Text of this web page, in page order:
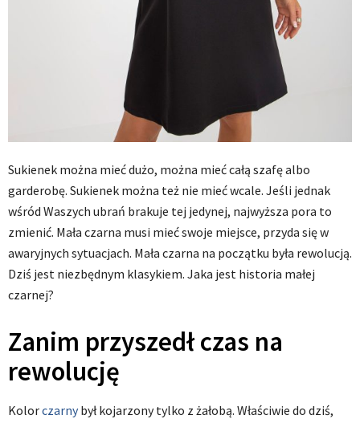
Sukienek można mieć dużo, można mieć całą szafę albo
garderobę. Sukienek można też nie mieć wcale. Jeśli jednak
wśród Waszych ubrań brakuje tej jedynej, najwyższa pora to
zmienić. Mała czarna musi mieć swoje miejsce, przyda się w
awaryjnych sytuacjach. Mała czarna na początku była rewolucją.
Dziś jest niezbędnym klasykiem. Jaka jest historia małej
czarnej?
Zanim przyszedł czas na
rewolucję
Kolorczarnybył kojarzony tylko z żałobą. Właściwie do dziś,